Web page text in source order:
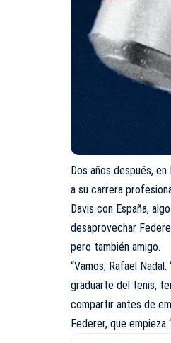
Dos años después,
a su carrera
Davis con España,
desaprovechar
pero también amigo.
“Vamos, Rafael
graduarte del tenis,
compartir antes de
Federer, que empieza